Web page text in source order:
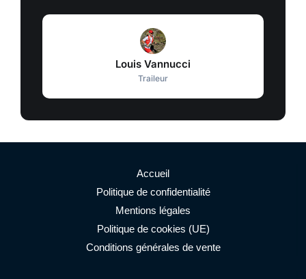
Louis Vannucci
Traileur
Accueil
Politique de confidentialité
Mentions légales
Politique de cookies (UE)
Conditions générales de vente